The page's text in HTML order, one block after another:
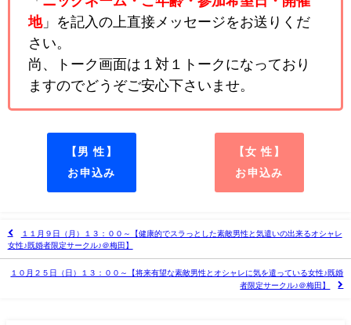
地」を記入の上直接メッセージをお送りくだ
さい。
尚、トーク画面は１対１トークになっており
ますのでどうぞご安心下さいませ。
【男 性】
お申込み
【女 性】
お申込み
１１月９日（月）１３：００～【健康的でスラっとした素敵男性と気遣いの出来るオシャレ
女性♪既婚者限定サークル♪＠梅田】
１０月２５日（日）１３：００～【将来有望な素敵男性とオシャレに気を遣っている女性♪既婚
者限定サークル♪＠梅田】